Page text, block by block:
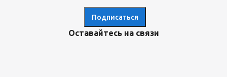
Оставайтесь на связи